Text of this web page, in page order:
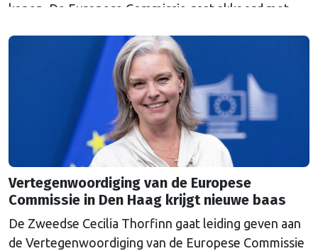
kopen. De Europese Commissie gaat akkoord met
Vertegenwoordiging van de Europese
Commissie in Den Haag krijgt nieuwe baas
De Zweedse Cecilia Thorfinn gaat leiding geven aan
de Vertegenwoordiging van de Europese Commissie